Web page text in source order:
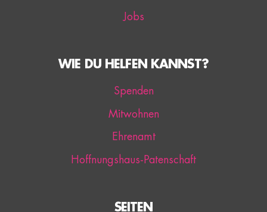
Jobs
WIE DU HELFEN KANNST?
Spenden
Mitwohnen
Ehrenamt
Hoffnungshaus-Patenschaft
SEITEN